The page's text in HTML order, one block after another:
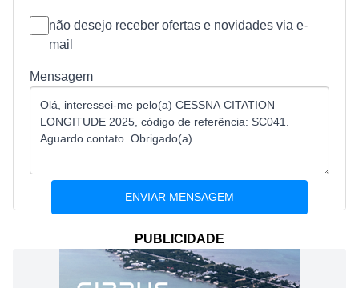
não desejo receber ofertas e novidades via e-
mail
Mensagem
PUBLICIDADE